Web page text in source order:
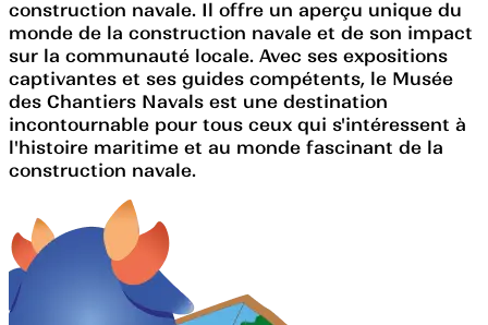
construction navale. Il offre un aperçu unique du
monde de la construction navale et de son impact
sur la communauté locale. Avec ses expositions
captivantes et ses guides compétents, le Musée
des Chantiers Navals est une destination
incontournable pour tous ceux qui s'intéressent à
l'histoire maritime et au monde fascinant de la
construction navale.